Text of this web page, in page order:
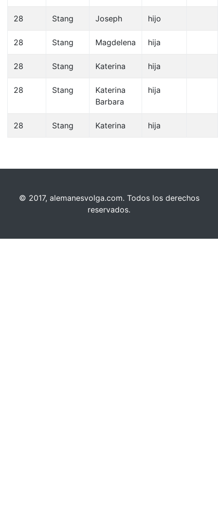
28 Stang Joseph hijo
28 Stang Magdelena hija
28 Stang Katerina hija
28 Stang
Katerina
Barbara
hija
28 Stang Katerina hija
© 2017, alemanesvolga.com. Todos los derechos
reservados.